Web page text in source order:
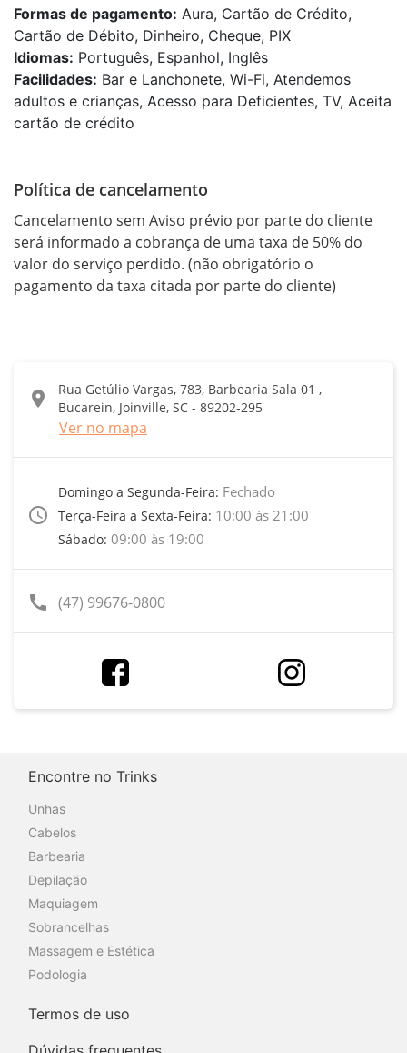
Formas de pagamento: Aura, Cartão de Crédito,
Cartão de Débito, Dinheiro, Cheque, PIX
Idiomas: Português, Espanhol, Inglês
Facilidades: Bar e Lanchonete, Wi-Fi, Atendemos
adultos e crianças, Acesso para Deficientes, TV, Aceita
cartão de crédito
Política de cancelamento
Cancelamento sem Aviso prévio por parte do cliente
será informado a cobrança de uma taxa de 50% do
valor do serviço perdido. (não obrigatório o
pagamento da taxa citada por parte do cliente)
location_on
Rua Getúlio Vargas, 783, Barbearia Sala 01 ,
Bucarein, Joinville, SC - 89202-295
Ver no mapa
access_time
Domingo a Segunda-Feira: Fechado
Terça-Feira a Sexta-Feira: 10:00 às 21:00
Sábado: 09:00 às 19:00
call (47) 99676-0800
Encontre no Trinks
Unhas
Cabelos
Barbearia
Depilação
Maquiagem
Sobrancelhas
Massagem e Estética
Podologia
Termos de uso